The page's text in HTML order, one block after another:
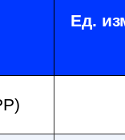
Ед.